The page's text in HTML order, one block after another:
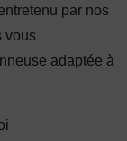
par nos
vous
adaptée à